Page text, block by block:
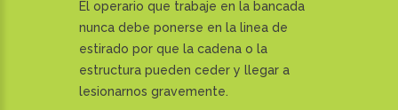
El operario que trabaje en la bancada
nunca debe ponerse en la linea de
estirado por que la cadena o la
estructura pueden ceder y llegar a
lesionarnos gravemente.